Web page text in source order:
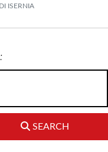
ISERNIA
SEARCH